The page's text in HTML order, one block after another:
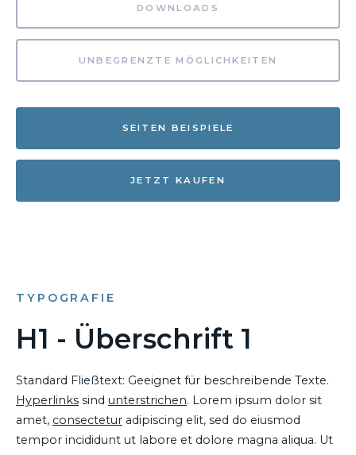
DOWNLOADS
UNBEGRENZTE MÖGLICHKEITEN
SEITEN BEISPIELE
JETZT KAUFEN
TYPOGRAFIE
H1 - Überschrift 1
Standard Fließtext: Geeignet für beschreibende Texte.
Hyperlinks sind unterstrichen. Lorem ipsum dolor sit
amet, consectetur adipiscing elit, sed do eiusmod
tempor incididunt ut labore et dolore magna aliqua. Ut